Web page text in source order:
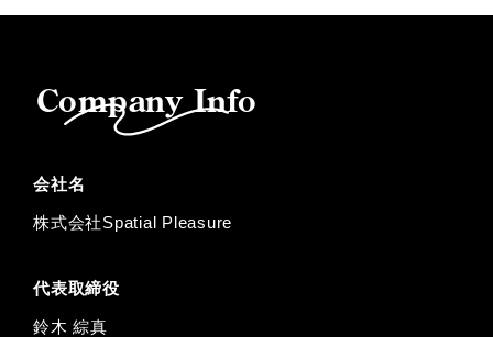
Company Info
会社名
株式会社Spatial Pleasure
代表取締役
鈴⽊ 綜真